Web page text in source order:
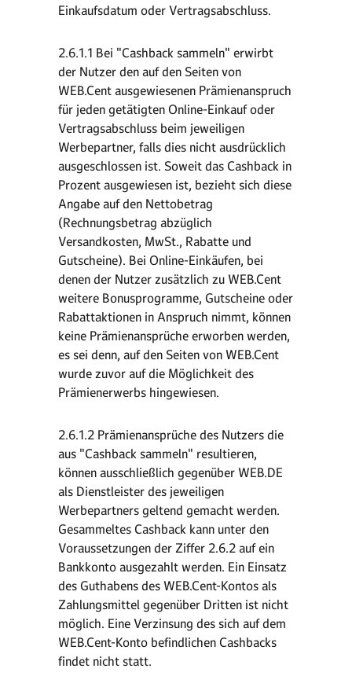
Einkaufsdatum oder Vertragsabschluss.
2.6.1.1 Bei "Cashback sammeln" erwirbt
der Nutzer den auf den Seiten von
WEB.Cent ausgewiesenen Prämienanspruch
für jeden getätigten Online-Einkauf oder
Vertragsabschluss beim jeweiligen
Werbepartner, falls dies nicht ausdrücklich
ausgeschlossen ist. Soweit das Cashback in
Prozent ausgewiesen ist, bezieht sich diese
Angabe auf den Nettobetrag
(Rechnungsbetrag abzüglich
Versandkosten, MwSt., Rabatte und
Gutscheine). Bei Online-Einkäufen, bei
denen der Nutzer zusätzlich zu WEB.Cent
weitere Bonusprogramme, Gutscheine oder
Rabattaktionen in Anspruch nimmt, können
keine Prämienansprüche erworben werden,
es sei denn, auf den Seiten von WEB.Cent
wurde zuvor auf die Möglichkeit des
Prämienerwerbs hingewiesen.
2.6.1.2 Prämienansprüche des Nutzers die
aus "Cashback sammeln" resultieren,
können ausschließlich gegenüber WEB.DE
als Dienstleister des jeweiligen
Werbepartners geltend gemacht werden.
Gesammeltes Cashback kann unter den
Voraussetzungen der Ziffer 2.6.2 auf ein
Bankkonto ausgezahlt werden. Ein Einsatz
des Guthabens des WEB.Cent-Kontos als
Zahlungsmittel gegenüber Dritten ist nicht
möglich. Eine Verzinsung des sich auf dem
WEB.Cent-Konto befindlichen Cashbacks
findet nicht statt.